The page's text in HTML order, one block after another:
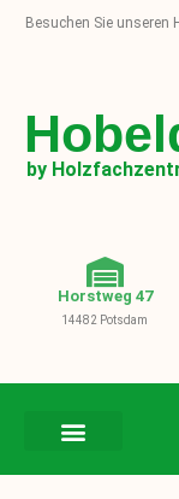
Besuchen Sie unseren
by
Horstweg 47
14482 Potsdam